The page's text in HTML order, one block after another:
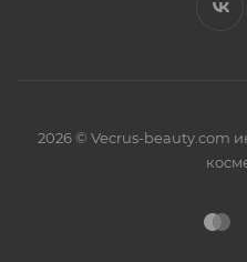
2026 © Vecrus-beauty.com